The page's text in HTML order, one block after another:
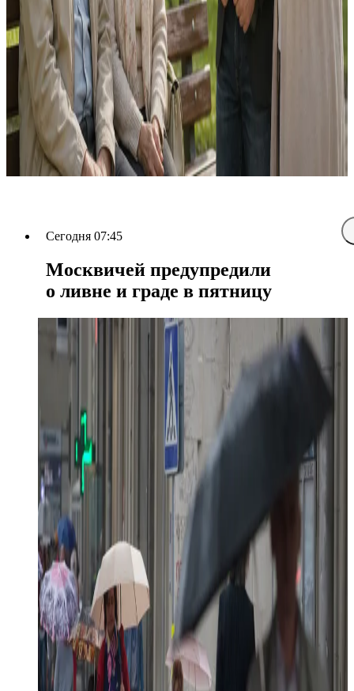
Сегодня 07:45
Москвичей предупредили
о ливне и граде в пятницу